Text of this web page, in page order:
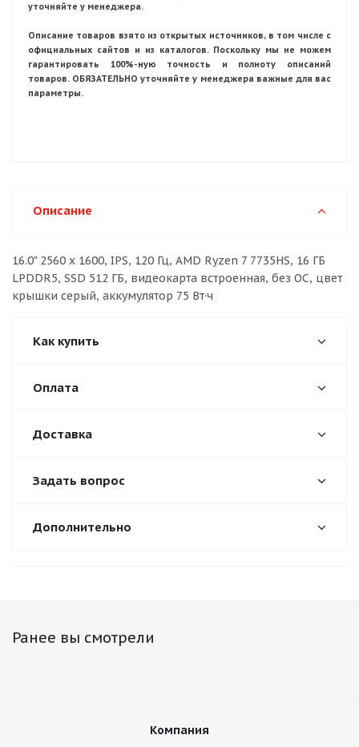
уточняйте у менеджера.
Описание товаров взято из открытых источников, в том числе с
официальных сайтов и из каталогов. Поскольку мы не можем
гарантировать 100%-ную точность и полноту описаний
товаров. ОБЯЗАТЕЛЬНО уточняйте у менеджера важные для вас
параметры.
Описание
16.0" 2560 x 1600, IPS, 120 Гц, AMD Ryzen 7 7735HS, 16 ГБ
LPDDR5, SSD 512 ГБ, видеокарта встроенная, без ОС, цвет
крышки серый, аккумулятор 75 Вт·ч
Как купить
Оплата
Доставка
Задать вопрос
Дополнительно
Ранее вы смотрели
Компания